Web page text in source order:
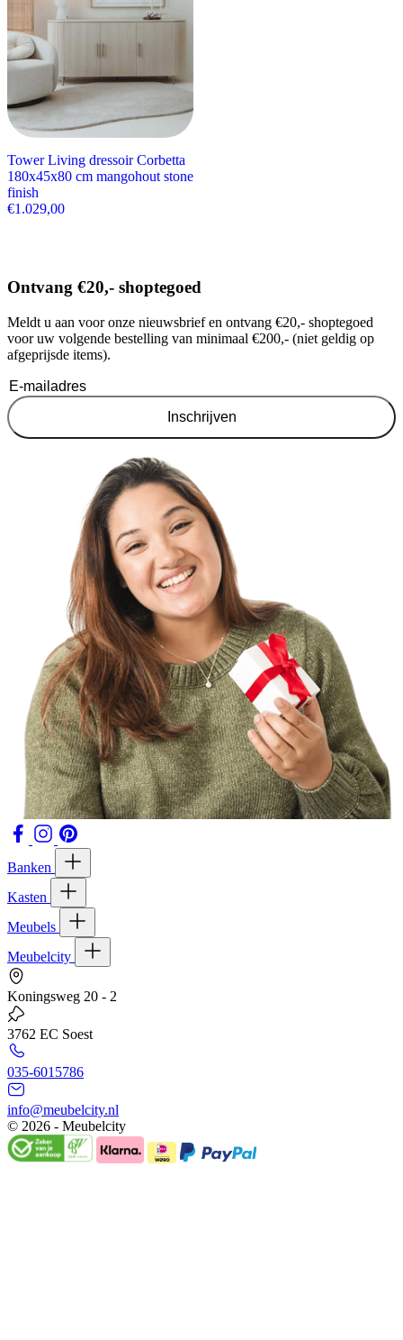
Tower Living dressoir Corbetta
180x45x80 cm mangohout stone
finish
€1.029,00
Ontvang €20,- shoptegoed
Meldt u aan voor onze nieuwsbrief en ontvang €20,- shoptegoed
voor uw volgende bestelling van minimaal €200,- (niet geldig op
afgeprijsde items).
Inschrijven
Banken
Kasten
Meubels
Meubelcity
Koningsweg 20 - 2
3762 EC Soest
035-6015786
info@meubelcity.nl
© 2026 - Meubelcity